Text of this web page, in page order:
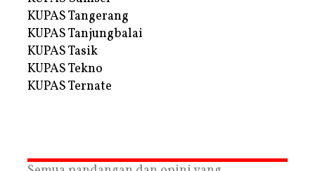
KUPAS Tangerang
KUPAS Tanjungbalai
KUPAS Tasik
KUPAS Tekno
KUPAS Ternate